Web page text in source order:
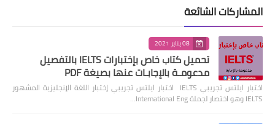
المشاركات الشائعة
08 يناير 2021
تحميل كتاب خاص بإختبارات IELTS بالتفصيل
مدعومـة بالإجابـات عنها بصيغة PDF
اختبار ايلتس تجريبي IELTS اختبار ايلتس تجريبي إختبار اللغة الإنجليزية المشهور
IELTS وهو اختصار لجملة International Eng…